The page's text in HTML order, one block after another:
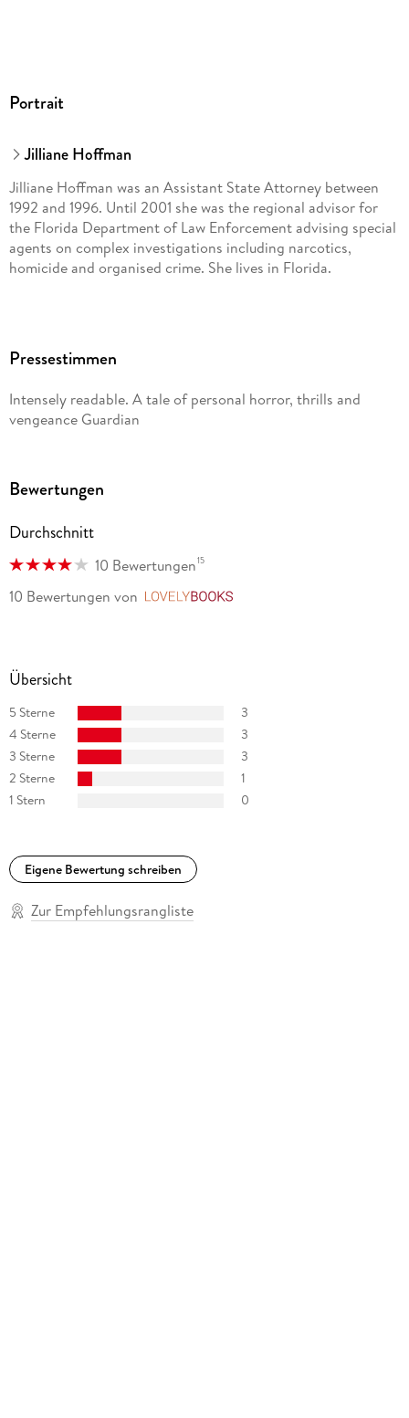
Portrait
Jilliane Hoffman
Jilliane Hoffman was an Assistant State Attorney between
1992 and 1996. Until 2001 she was the regional advisor for
the Florida Department of Law Enforcement advising special
agents on complex investigations including narcotics,
homicide and organised crime. She lives in Florida.
Pressestimmen
Intensely readable. A tale of personal horror, thrills and
vengeance Guardian
Bewertungen
Durchschnitt
10 Bewertungen15
10 Bewertungen von
Übersicht
5 Sterne
3
4 Sterne
3
3 Sterne
3
2 Sterne
1
1 Stern
0
Eigene Bewertung schreiben
Zur Empfehlungsrangliste